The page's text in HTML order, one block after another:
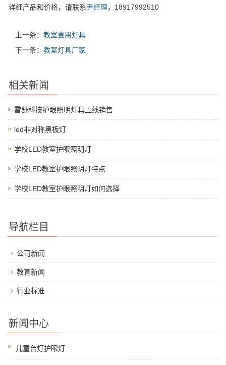
详细产品和价格，请联系尹经理，18917992510
上一条： 教室叀用灯具
下一条： 教室灯具厂家
相关新闻
雷舒科技护眼照明灯具上线销售
led非对称黑板灯
学校LED教室护眼照明灯
学校LED教室护眼照明灯特点
学校LED教室护眼照明灯如何选择
导航栏目
公司新闻
教育新闻
行业标准
新闻中心
儿童台灯护眼灯